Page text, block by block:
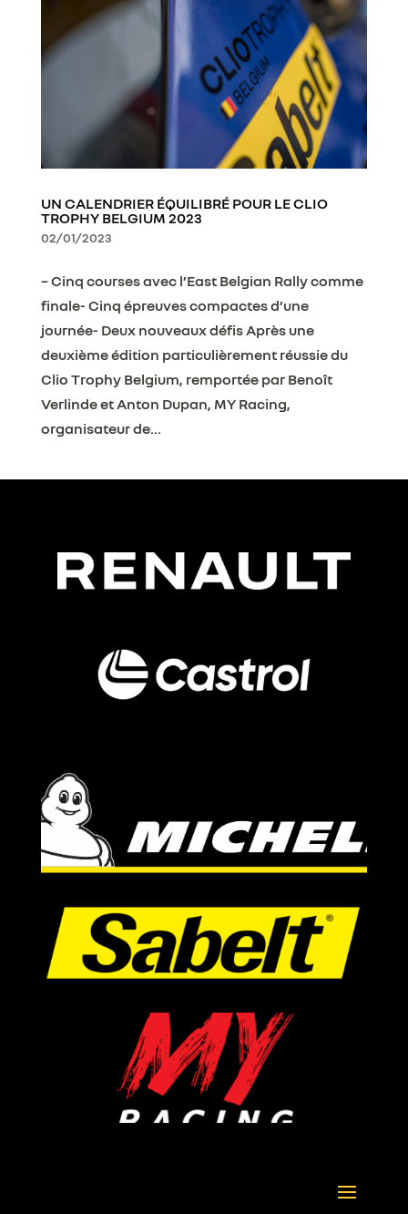
UN CALENDRIER ÉQUILIBRÉ POUR LE CLIO
TROPHY BELGIUM 2023
02/01/2023
– Cinq courses avec l’East Belgian Rally comme
finale- Cinq épreuves compactes d’une
journée- Deux nouveaux défis Après une
deuxième édition particulièrement réussie du
Clio Trophy Belgium, remportée par Benoît
Verlinde et Anton Dupan, MY Racing,
organisateur de...